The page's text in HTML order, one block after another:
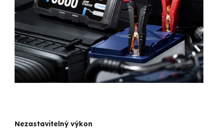
Nezastavitelný výkon